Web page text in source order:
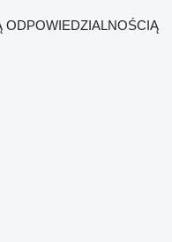
ODPOWIEDZIALNOŚCIĄ